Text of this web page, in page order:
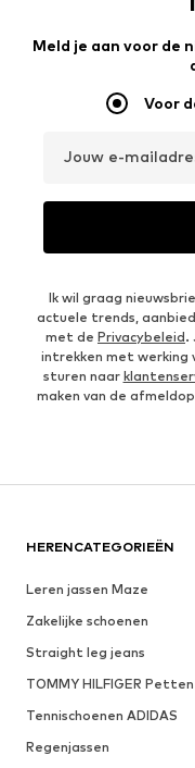
Meld je aan voor de
Voor
Jouw e-
Ik wil graag
actuele trends,
met de Privacybeleid.
intrekken met
sturen naar
maken van de
HERENCATEGORIEËN
Leren jassen Maze
Zakelijke schoenen
Straight leg jeans
TOMMY HILFIGER Petten
Tennischoenen ADIDAS
Regenjassen